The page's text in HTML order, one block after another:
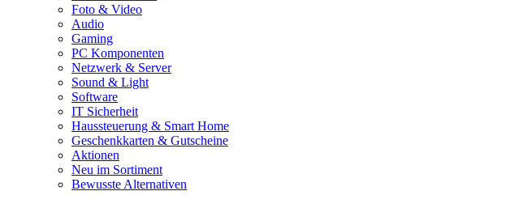
Foto & Video
Audio
Gaming
PC Komponenten
Netzwerk & Server
Sound & Light
Software
IT Sicherheit
Haussteuerung & Smart Home
Geschenkkarten & Gutscheine
Aktionen
Neu im Sortiment
Bewusste Alternativen